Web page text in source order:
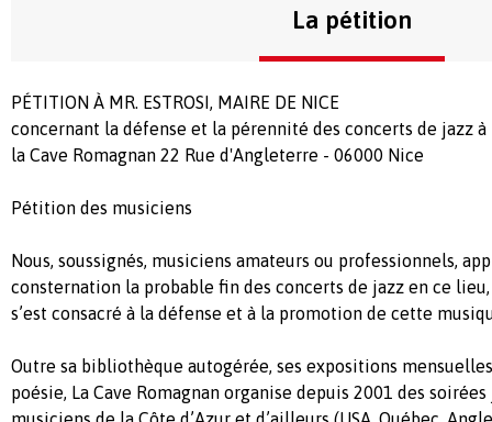
La pétition
PÉTITION À MR. ESTROSI, MAIRE DE NICE
concernant la défense et la pérennité des concerts de jazz à
la Cave Romagnan 22 Rue d'Angleterre - 06000 Nice
Pétition des musiciens
Nous, soussignés, musiciens amateurs ou professionnels,
consternation la probable fin des concerts de jazz en ce
s’est consacré à la défense et à la promotion de cette
Outre sa bibliothèque autogérée, ses expositions
poésie, La Cave Romagnan organise depuis 2001 des